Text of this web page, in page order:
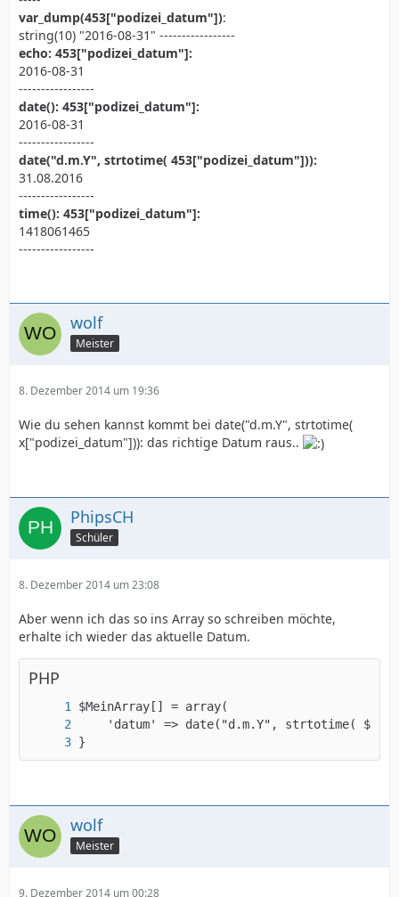
var_dump(453["podizei_datum"]):
string(10) "2016-08-31" -----------------
echo: 453["podizei_datum"]:
2016-08-31
-----------------
date(): 453["podizei_datum"]:
2016-08-31
-----------------
date("d.m.Y", strtotime( 453["podizei_datum"])):
31.08.2016
-----------------
time(): 453["podizei_datum"]:
1418061465
-----------------
wolf
Meister
8. Dezember 2014 um 19:36
Wie du sehen kannst kommt bei date("d.m.Y", strtotime(
x["podizei_datum"])): das richtige Datum raus..
PhipsCH
Schüler
8. Dezember 2014 um 23:08
Aber wenn ich das so ins Array so schreiben möchte,
erhalte ich wieder das aktuelle Datum.
PHP
}
wolf
Meister
9. Dezember 2014 um 00:28